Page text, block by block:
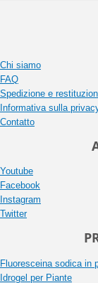
Chi siamo
FAQ
Spedizione e
Informativa sulla
Contatto
Youtube
Facebook
Instagram
Twitter
Fluoresceina sodica in
Idrogel per Piante